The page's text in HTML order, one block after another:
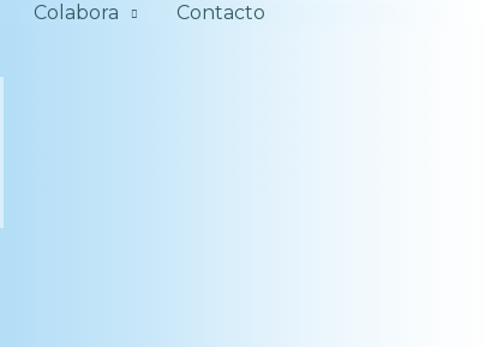
Colabora Contacto